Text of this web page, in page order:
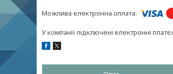
У компанії підключені електронні